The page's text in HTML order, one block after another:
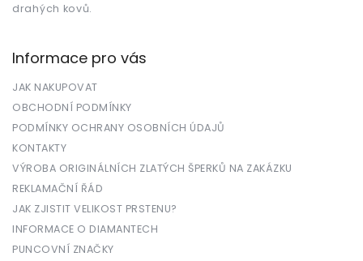
drahých kovů.
Informace pro vás
JAK NAKUPOVAT
OBCHODNÍ PODMÍNKY
PODMÍNKY OCHRANY OSOBNÍCH ÚDAJŮ
KONTAKTY
VÝROBA ORIGINÁLNÍCH ZLATÝCH ŠPERKŮ NA ZAKÁZKU
REKLAMAČNÍ ŘÁD
JAK ZJISTIT VELIKOST PRSTENU?
INFORMACE O DIAMANTECH
PUNCOVNÍ ZNAČKY